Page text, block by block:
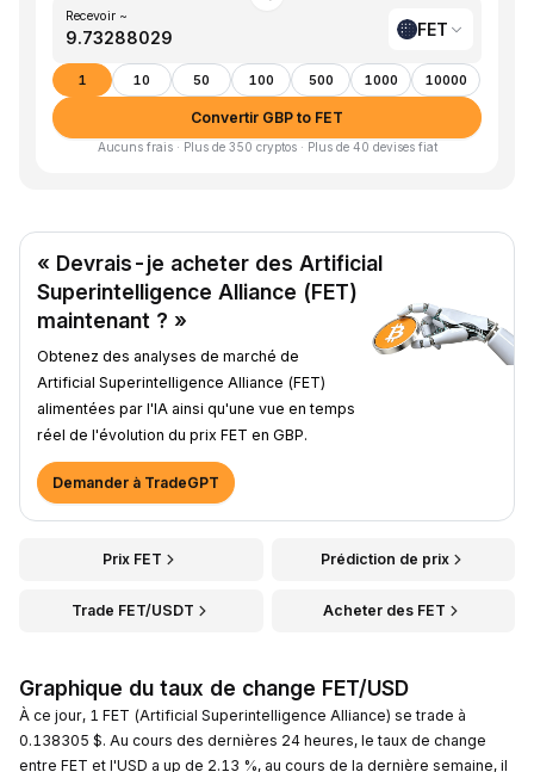
Recevoir ~
FET
1 10 50 100 500 1000 10000
Convertir GBP to FET
Aucuns frais · Plus de 350 cryptos · Plus de 40 devises fiat
« Devrais-je acheter des Artificial
Superintelligence Alliance (FET)
maintenant ? »
Obtenez des analyses de marché de
Artificial Superintelligence Alliance (FET)
alimentées par l'IA ainsi qu'une vue en temps
réel de l'évolution du prix FET en GBP.
Demander à TradeGPT
Prix FET Prédiction de prix
Trade FET/USDT Acheter des FET
Graphique du taux de change FET/USD
À ce jour, 1 FET (Artificial Superintelligence Alliance) se trade à
0.138305 $. Au cours des dernières 24 heures, le taux de change
entre FET et l'USD a up de 2.13 %, au cours de la dernière semaine, il